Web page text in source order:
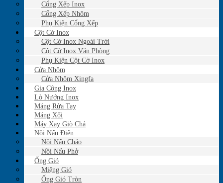
Cổng Xếp Inox
Cổng Xếp Nhôm
Phụ Kiện Cổng Xếp
Cột Cờ Inox
Cột Cờ Inox Ngoài Trời
Cột Cờ Inox Văn Phòng
Phụ Kiện Cột Cờ Inox
Cửa Nhôm
Cửa Nhôm Xingfa
Gia Công Inox
Lò Nướng Inox
Máng Rửa Tay
Máng Xối
Máy Xay Giò Chả
Nồi Nấu Điện
Nồi Nấu Cháo
Nồi Nấu Phở
Ống Gió
Miệng Gió
Ống Gió Tròn